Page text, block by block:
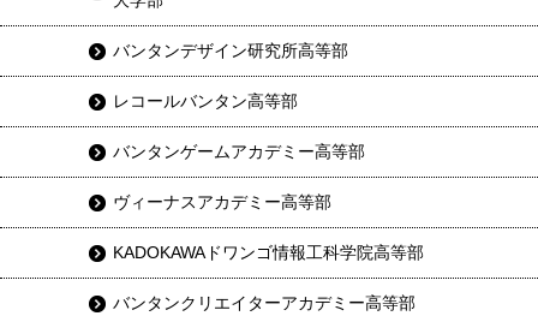
バンタンデザイン研究所高等部
レコールバンタン高等部
バンタンゲームアカデミー高等部
ヴィーナスアカデミー高等部
KADOKAWAドワンゴ情報工科学院高等部
バンタンクリエイターアカデミー高等部